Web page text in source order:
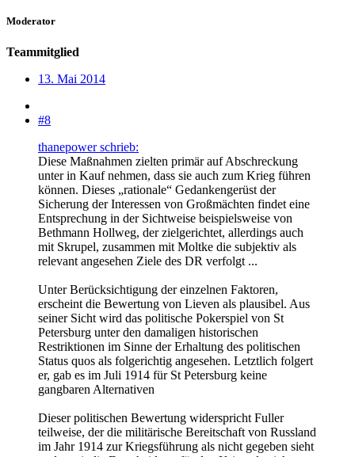
Moderator
Teammitglied
13. Mai 2014
#8
thanepower schrieb:
Diese Maßnahmen zielten primär auf Abschreckung
unter in Kauf nehmen, dass sie auch zum Krieg führen
können. Dieses „rationale“ Gedankengerüst der
Sicherung der Interessen von Großmächten findet eine
Entsprechung in der Sichtweise beispielsweise von
Bethmann Hollweg, der zielgerichtet, allerdings auch
mit Skrupel, zusammen mit Moltke die subjektiv als
relevant angesehen Ziele des DR verfolgt ...
Unter Berücksichtigung der einzelnen Faktoren,
erscheint die Bewertung von Lieven als plausibel. Aus
seiner Sicht wird das politische Pokerspiel von St
Petersburg unter den damaligen historischen
Restriktionen im Sinne der Erhaltung des politischen
Status quos als folgerichtig angesehen. Letztlich folgert
er, gab es im Juli 1914 für St Petersburg keine
gangbaren Alternativen
Dieser politischen Bewertung widerspricht Fuller
teilweise, der die militärische Bereitschaft von Russland
im Jahr 1914 zur Kriegsführung als nicht gegeben sieht